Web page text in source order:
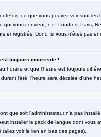
ce que vous pouvez voir sont
qui vous convient, ex : Londres, Paris,
enregistrés. Donc, si vous n'êtes pas
toujours incorrecte !
horaire et que l'heure est toujours
l'été, l'heure sera décalée d'une
que soit l'administrateur n'a pas
installer le pack de langue dont
voir le lien en bas des pages).